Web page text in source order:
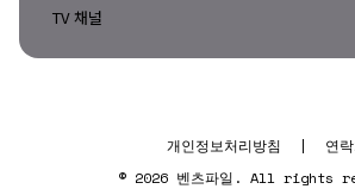
TV 채널
개인정보처리방침 |
연
© 2026 벤츠파일. All rights